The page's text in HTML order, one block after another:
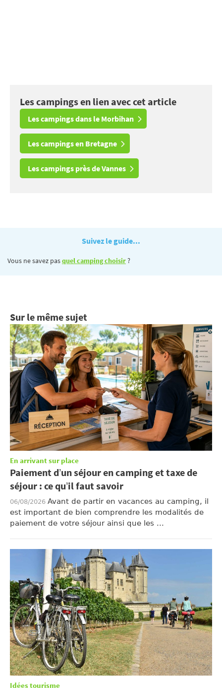
Les campings en lien avec cet article
Les campings dans le Morbihan
Les campings en Bretagne
Les campings près de Vannes
Suivez le guide...
Vous ne savez pasquel camping choisir?
Sur le même sujet
En arrivant sur place
Paiement d’un séjour en camping et taxe de
séjour : ce qu’il faut savoir
06/08/2026 Avant de partir en vacances au camping, il
est important de bien comprendre les modalités de
paiement de votre séjour ainsi que les ...
Idées tourisme